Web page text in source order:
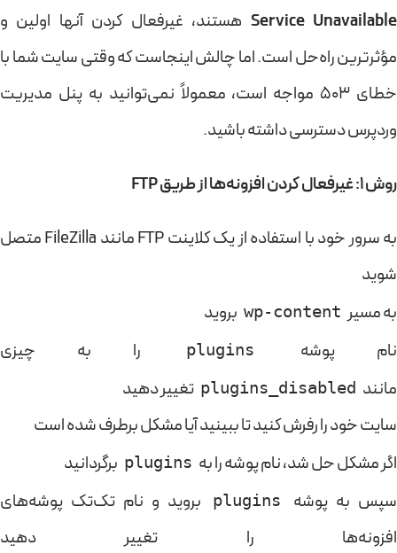
Service Unavailable هستند، غیرفعال کردن آنها اولین و
مؤثرترین راه‌حل است. اما چالش اینجاست که وقتی سایت شما با
خطای 503 مواجه است، معمولاً نمی‌توانید به پنل مدیریت
وردپرس دسترسی داشته باشید.
روش 1: غیرفعال کردن افزونه‌ها از طریق FTP
به سرور خود با استفاده از یک کلاینت FTP مانند FileZilla متصل
شوید
به مسیر wp-content بروید
نام پوشه
plugins
را به چیزی
مانند plugins_disabled تغییر دهید
سایت خود را رفرش کنید تا ببینید آیا مشکل برطرف شده است
اگر مشکل حل شد، نام پوشه را به plugins برگردانید
سپس به پوشه
plugins
بروید و نام تک‌تک پوشه‌های
افزونه‌ها را تغییر دهید